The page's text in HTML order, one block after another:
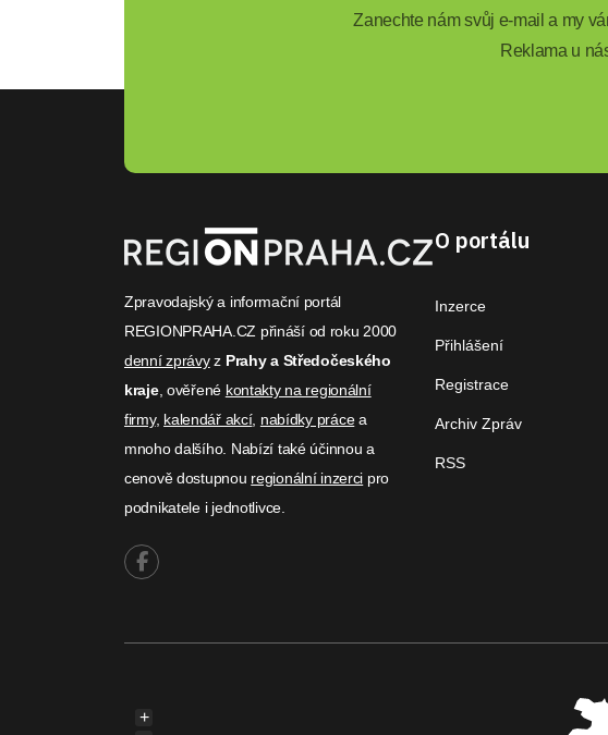
Zanechte nám svůj e-mail a my
Reklama u
Zpravodajský a informační portál
REGIONPRAHA.CZ přináší od roku 2000
denní zprávyz Prahy a Středočeského
kraje, ověřené kontakty na regionální
firmy, kalendář akcí, nabídky prácea
mnoho dalšího. Nabízí také účinnou a
cenově dostupnou regionální inzerci pro
podnikatele i jednotlivce.
O portálu
Inzerce
Přihlášení
Registrace
Archiv Zpráv
RSS
+